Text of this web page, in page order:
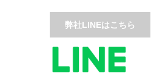
弊社LINEはこちら